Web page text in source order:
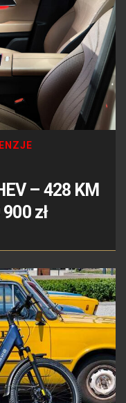
– 428 KM
zł